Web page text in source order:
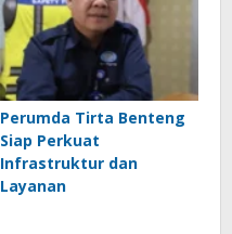
Perumda Tirta Benteng
Siap Perkuat
Infrastruktur dan
Layanan